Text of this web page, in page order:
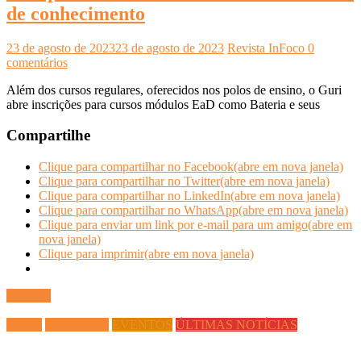
de conhecimento
23 de agosto de 202323 de agosto de 2023 Revista InFoco 0
comentários
Além dos cursos regulares, oferecidos nos polos de ensino, o Guri
abre inscrições para cursos módulos EaD como Bateria e seus
Compartilhe
Clique para compartilhar no Facebook(abre em nova janela)
Clique para compartilhar no Twitter(abre em nova janela)
Clique para compartilhar no LinkedIn(abre em nova janela)
Clique para compartilhar no WhatsApp(abre em nova janela)
Clique para enviar um link por e-mail para um amigo(abre em
nova janela)
Clique para imprimir(abre em nova janela)
EVENTOS ÚLTIMAS NOTÍCIAS